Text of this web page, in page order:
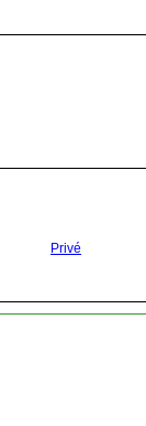
Privé